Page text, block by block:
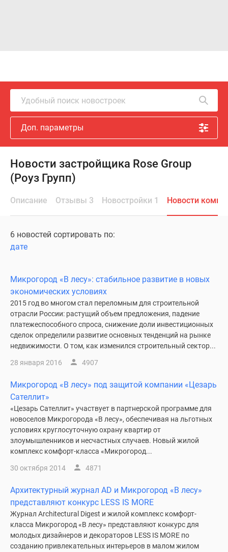
Удобный поиск новостроек
Доп. параметры
Новости застройщика Rose Group
(Роуз Групп)
Описание Отзывы 3 Новостройки 1 Новости
6 новостей сортировать по:
дате
Микрогород «В лесу»: стабильное развитие в новых
экономических условиях
2015 год во многом стал переломным для строительной
отрасли России: растущий объем предложения, падение
платежеспособного спроса, снижение доли инвестиционных
сделок определили развитие основных тенденций на рынке
недвижимости. О том, как изменился строительный сектор...
28 января 2016 4907
Микрогород «В лесу» под защитой компании «Цезарь
Сателлит»
«Цезарь Сателлит» участвует в партнерской программе для
новоселов Микрогорода «В лесу», обеспечивая на льготных
условиях круглосуточную охрану квартир от
злоумышленников и несчастных случаев. Новый жилой
комплекс комфорт-класса «Микрогород...
30 октября 2014 4871
Архитектурный журнал AD и Микрогород «В лесу»
представляют конкурс LESS IS MORE
Журнал Architectural Digest и жилой комплекс комфорт-
класса Микрогород «В лесу» представляют конкурс для
молодых дизайнеров и декораторов LESS IS MORE по
созданию привлекательных интерьеров в малом жилом